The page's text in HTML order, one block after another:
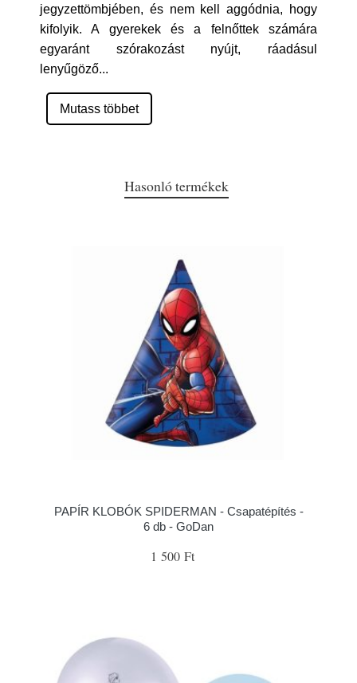
jegyzettömbjében, és nem kell aggódnia, hogy
kifolyik. A gyerekek és a felnőttek számára
egyaránt szórakozást nyújt, ráadásul
lenyűgöző...
Mutass többet
Hasonló termékek
PAPÍR KLOBÓK SPIDERMAN - Csapatépítés -
6 db - GoDan
1 500 Ft